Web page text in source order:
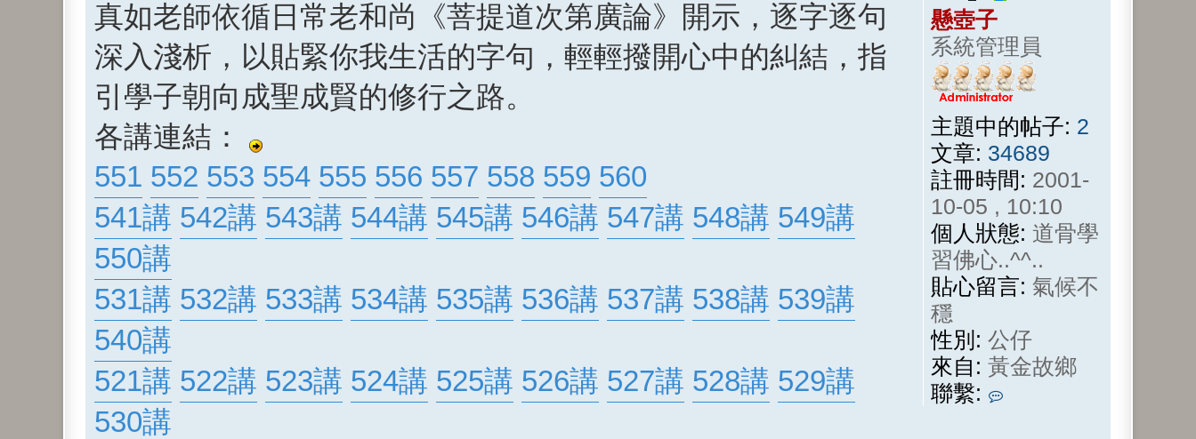
懸壺子
系統管理員
主題中的帖子: 2
文章: 34689
註冊時間: 2001-
10-05 , 10:10
個人狀態: 道骨學
習佛心..^^..
貼心留言: 氣候不
穩
性別: 公仔
來自: 黃金故鄉
聯繫:
讀
文
章
真如老師依循日常老和尚《菩提道次第廣論》開示，逐字逐句
深入淺析，以貼緊你我生活的字句，輕輕撥開心中的糾結，指
引學子朝向成聖成賢的修行之路。
各講連結：
551 552 553 554 555 556 557 558 559 560
541講 542講 543講 544講 545講 546講 547講 548講 549講
550講
531講 532講 533講 534講 535講 536講 537講 538講 539講
540講
521講 522講 523講 524講 525講 526講 527講 528講 529講
530講